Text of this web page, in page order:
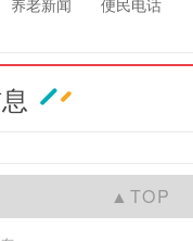
养老新闻 便民电话
▲TOP